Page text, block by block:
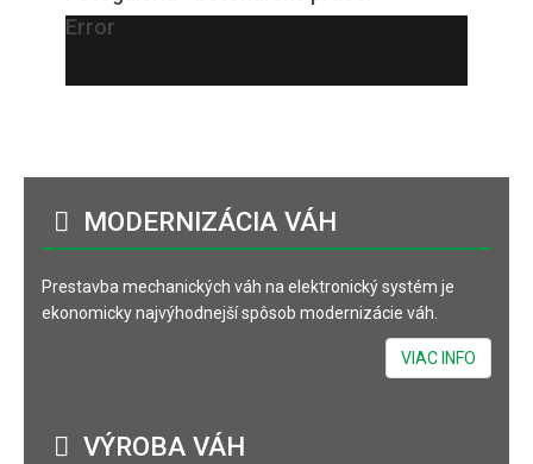
Error
MODERNIZÁCIA VÁH
Prestavba mechanických váh na elektronický systém je
ekonomicky najvýhodnejší spôsob modernizácie váh.
VIAC INFO
VÝROBA VÁH